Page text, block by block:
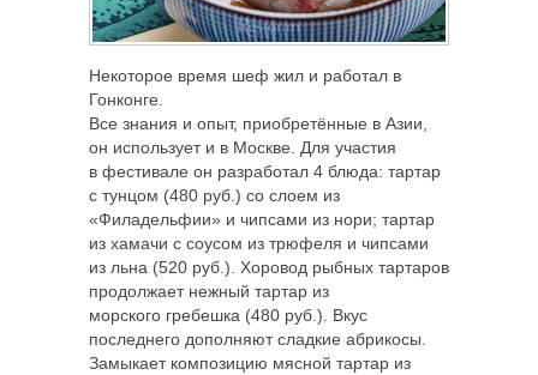
Некоторое время шеф жил и работал в
Гонконге.
Все знания и опыт, приобретённые в Азии,
он использует и в Москве. Для участия
в фестивале он разработал 4 блюда: тартар
с тунцом (480 руб.) со слоем из
«Филадельфии» и чипсами из нори; тартар
из хамачи с соусом из трюфеля и чипсами
из льна (520 руб.). Хоровод рыбных тартаров
продолжает нежный тартар из
морского гребешка (480 руб.). Вкус
последнего дополняют сладкие абрикосы.
Замыкает композицию мясной тартар из